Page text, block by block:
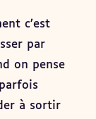
c’est
par
on pense
à sortir